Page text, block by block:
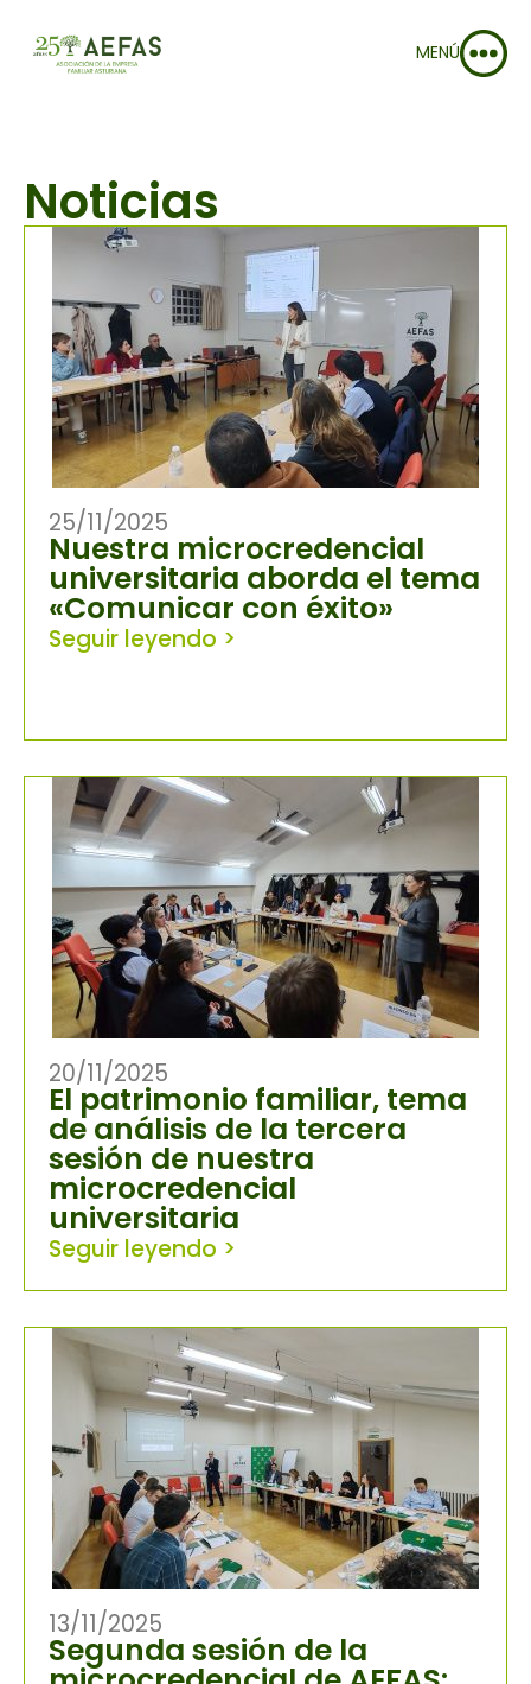
MENÚ
Noticias
25/11/2025
Nuestra microcredencial
universitaria aborda el tema
«Comunicar con éxito»
Seguir leyendo >
20/11/2025
El patrimonio familiar, tema
de análisis de la tercera
sesión de nuestra
microcredencial
universitaria
Seguir leyendo >
13/11/2025
Segunda sesión de la